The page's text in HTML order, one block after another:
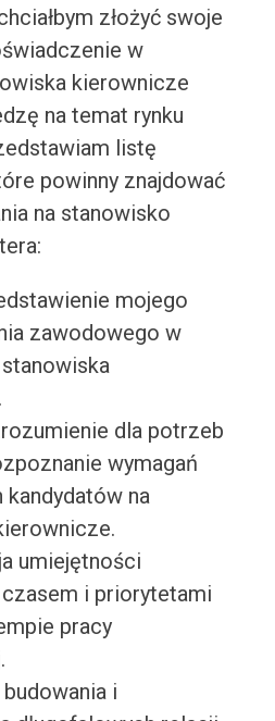
złożyć swoje
w
kierownicze
na temat rynku
listę
powinny znajdować
na stanowisko
mojego
zawodowego w
dla potrzeb
wymagań
na
umiejętności
i priorytetami
pracy
i